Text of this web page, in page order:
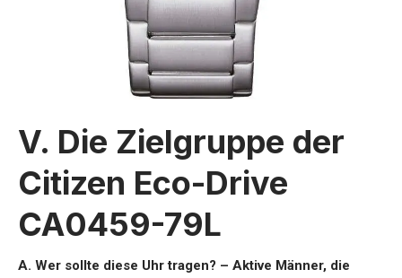
V. Die Zielgruppe der
Citizen Eco-Drive
CA0459-79L
A. Wer sollte diese Uhr tragen? – Aktive Männer, die